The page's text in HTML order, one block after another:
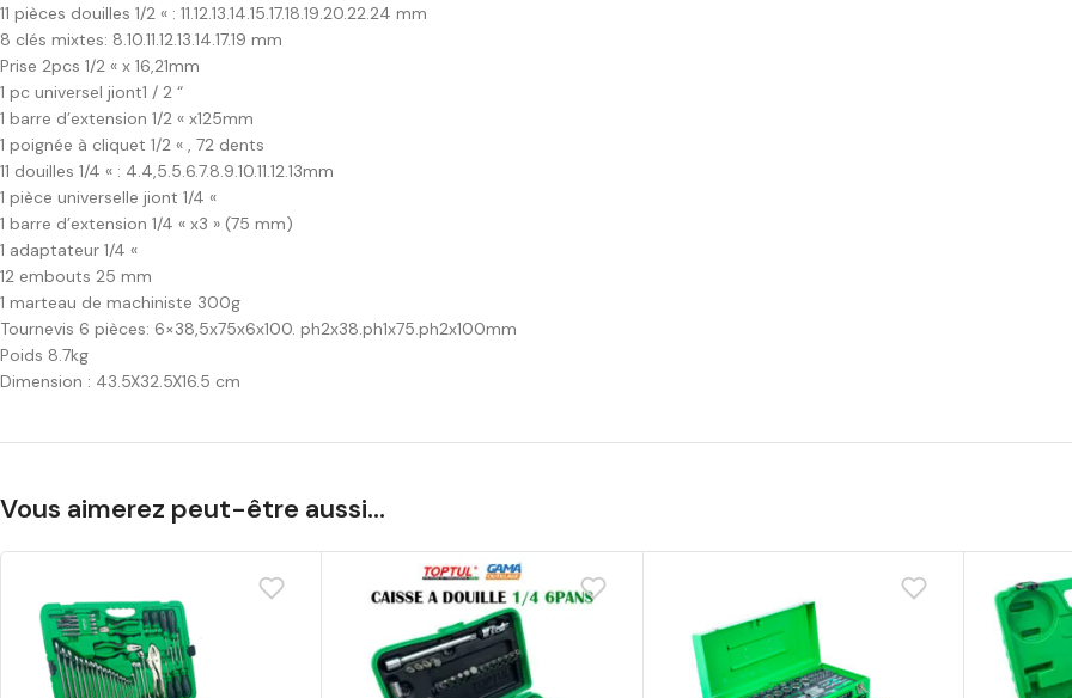
11 pièces douilles 1/2 « : 11.12.13.14.15.17.18.19.20.22.24 mm
8 clés mixtes: 8.10.11.12.13.14.17.19 mm
Prise 2pcs 1/2 « x 16,21mm
1 pc universel jiont1 / 2 “
1 barre d’extension 1/2 « x125mm
1 poignée à cliquet 1/2 « , 72 dents
11 douilles 1/4 « : 4.4,5.5.6.7.8.9.10.11.12.13mm
1 pièce universelle jiont 1/4 «
1 barre d’extension 1/4 « x3 » (75 mm)
1 adaptateur 1/4 «
12 embouts 25 mm
1 marteau de machiniste 300g
Tournevis 6 pièces: 6×38,5x75x6x100. ph2x38.ph1x75.ph2x100mm
Poids 8.7kg
Dimension : 43.5X32.5X16.5 cm
Vous aimerez peut-être aussi…